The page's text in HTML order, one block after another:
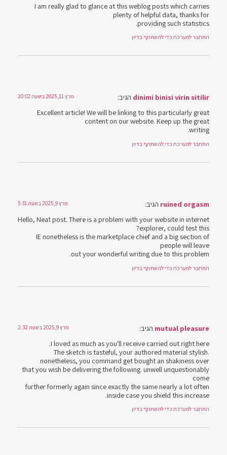
I am really glad to glance at this weblog posts which carries
plenty of helpful data, thanks for
providing such statistics.
התחבר למערכת כדי להשתתף בדיון
dinimi binisi virin sitilir הגיב: מרץ 11, 2025 בשעה 20:02
Excellent article! We will be linking to this particularly great
content on our website. Keep up the great
writing.
התחבר למערכת כדי להשתתף בדיון
ruined orgasm הגיב: מרץ 9, 2025 בשעה 5:31
Hello, Neat post. There is a problem with your website in internet
explorer, could test this?
IE nonetheless is the marketplace chief and a big section of
people will leave
out your wonderful writing due to this problem.
התחבר למערכת כדי להשתתף בדיון
mutual pleasure הגיב: מרץ 9, 2025 בשעה 2:32
I loved as much as you'll receive carried out right here.
The sketch is tasteful, your authored material stylish.
nonetheless, you command get bought an shakiness over
that you wish be delivering the following. unwell unquestionably
come
further formerly again since exactly the same nearly a lot often
inside case you shield this increase.
התחבר למערכת כדי להשתתף בדיון